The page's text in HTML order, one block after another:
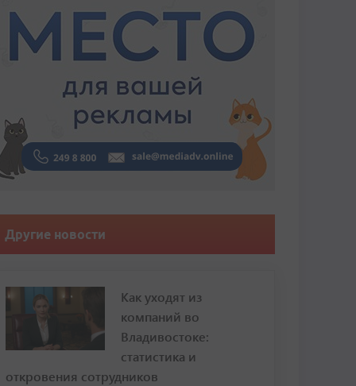
Другие новости
Как уходят из
компаний во
Владивостоке:
статистика и
откровения сотрудников